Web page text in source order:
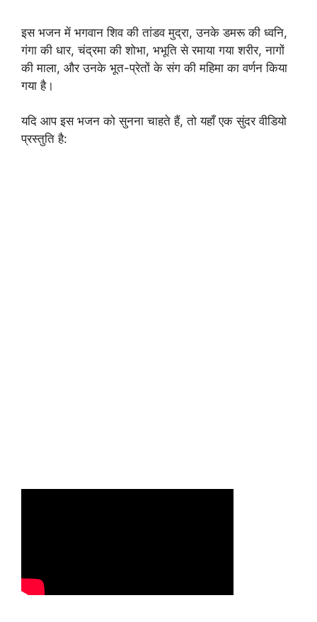
इस भजन में भगवान शिव की तांडव मुद्रा, उनके डमरू की ध्वनि,
गंगा की धार, चंद्रमा की शोभा, भभूति से रमाया गया शरीर, नागों
की माला, और उनके भूत-प्रेतों के संग की महिमा का वर्णन किया
गया है।
यदि आप इस भजन को सुनना चाहते हैं, तो यहाँ एक सुंदर वीडियो
प्रस्तुति है: